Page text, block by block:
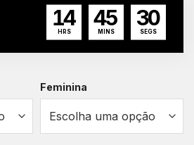
14
HRS
45
MINS
29
SEGS
Feminina